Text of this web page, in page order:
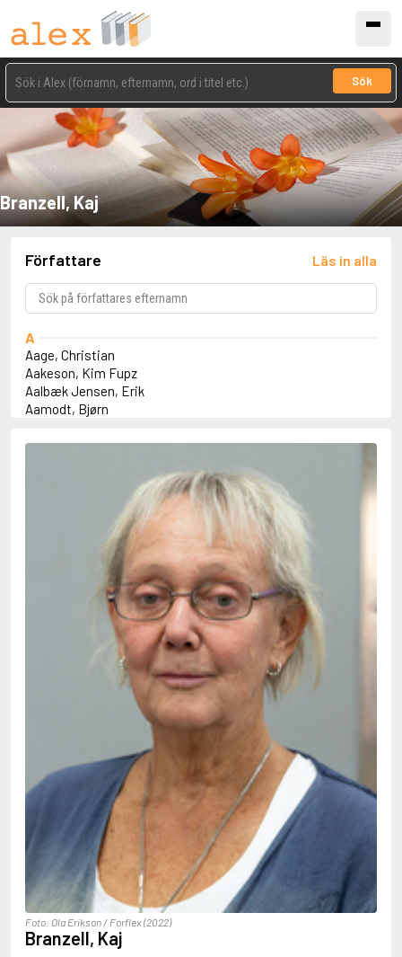
Sök
Branzell, Kaj
Författare Läs in alla
A
Aage, Christian
Aakeson, Kim Fupz
Aalbæk Jensen, Erik
Aamodt, Bjørn
Abbey, Kieran
Abdel-Fattah, Randa
Abdolah, Kader
Abgarjan, Narine
Abrahams, Peter (f. 1919)
Abrahams, Peter (f. 1947)
Abrahamson, Emmy
Aburas, Lone
Achebe, Chinua
Achmatova, Anna
Aciman, André
Ackebo, Lena
Acker, Kathy
Ackroyd, Peter
Adam de la Halle
Adamov, Arthur
Adams, Douglas
Adams, Herbert
Foto: Ola Erikson / Forflex (2022)
Branzell, Kaj